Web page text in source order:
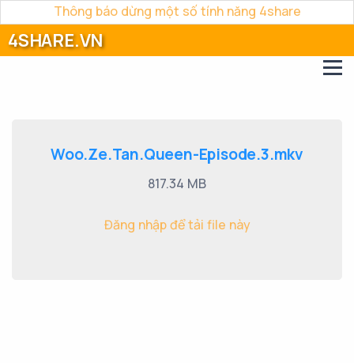
Thông báo dừng một số tính năng 4share
4SHARE.VN
Woo.Ze.Tan.Queen-Episode.3.mkv
817.34 MB
Đăng nhập để tải file này